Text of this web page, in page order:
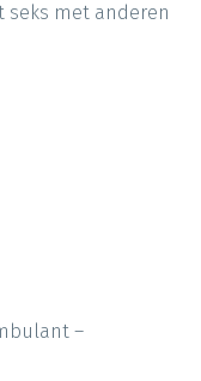
seks met anderen
–